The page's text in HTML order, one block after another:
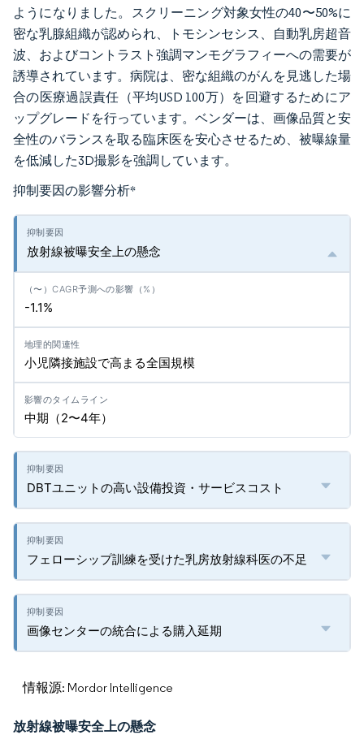
ようになりました。スクリーニング対象女性の40〜50%に
密な乳腺組織が認められ、トモシンセシス、自動乳房超音
波、およびコントラスト強調マンモグラフィーへの需要が
誘導されています。病院は、密な組織のがんを見逃した場
合の医療過誤責任（平均USD 100万）を回避するためにア
ップグレードを行っています。ベンダーは、画像品質と安
全性のバランスを取る臨床医を安心させるため、被曝線量
を低減した3D撮影を強調しています。
抑制要因の影響分析*
放射線被曝安全上の懸念
-1.1%
小児隣接施設で高まる全国規模
中期（2〜4年）
DBTユニットの高い設備投資・サービスコスト
フェローシップ訓練を受けた乳房放射線科医の不足
画像センターの統合による購入延期
情報源: Mordor Intelligence
放射線被曝安全上の懸念